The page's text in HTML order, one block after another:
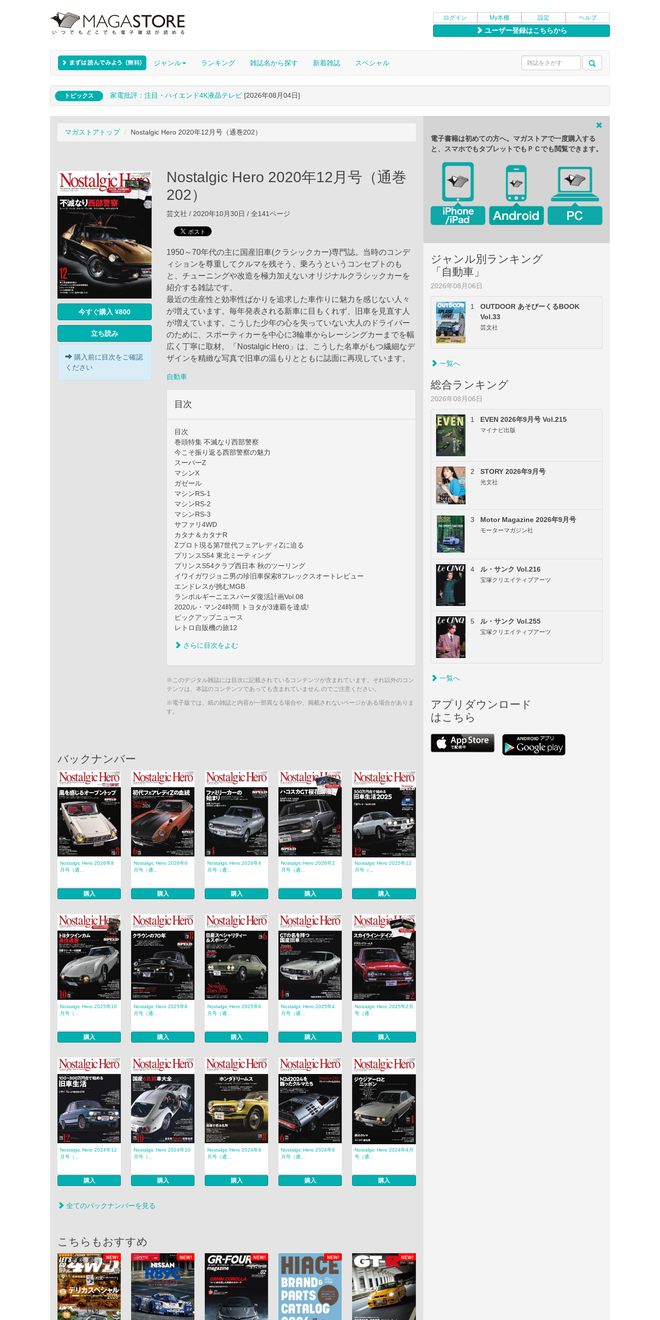
ログイン My本棚 設定 ヘルプ
ユーザー登録はこちらから
ジャンル ランキング 雑誌名から探す 新着雑誌 スペシャル
トピックス 家電批評：注目・ハイエンド4K液晶テレビ [2026年08月04日]
マガストアトップ Nostalgic Hero 2020年12月号（通巻202）
今すぐ購入 ¥800
立ち読み
購入前に目次をご確認
ください
Nostalgic Hero 2020年12月号（通巻
202）
芸文社 / 2020年10月30日 / 全141ページ
1950～70年代の主に国産旧車(クラシックカー)専門誌。当時のコンデ
ィションを尊重してクルマを残そう、乗ろうというコンセプトのも
と、チューニングや改造を極力加えないオリジナルクラシックカーを
紹介する雑誌です。
最近の生産性と効率性ばかりを追求した車作りに魅力を感じない人々
が増えています。毎年発表される新車に目もくれず、旧車を見直す人
が増えています。こうした少年の心を失っていない大人のドライバー
のために、スポーティカーを中心に3輪車からレーシングカーまでを幅
広く丁寧に取材。「Nostalgic Hero」は、こうした名車がもつ繊細なデ
ザインを精緻な写真で旧車の温もりとともに誌面に再現しています。
自動車
目次
目次
巻頭特集 不滅なり西部警察
今こそ振り返る西部警察の魅力
スーパーZ
マシンX
ガゼール
マシンRS-1
マシンRS-2
マシンRS-3
サファリ4WD
カタナ＆カタナR
Zプロト現る第7世代フェアレディZに迫る
プリンスS54 東北ミーティング
プリンスS54クラブ西日本 秋のツーリング
イワイガワジョニ男の珍旧車探索8フレックスオートレビュー
エンドレスが挑むMGB
ランボルギーニエスパーダ復活計画Vol.08
2020ル・マン24時間 トヨタが3連覇を達成!
ピックアップニュース
レトロ自販機の旅12
さらに目次をよむ
※このデジタル雑誌には目次に記載されているコンテンツが含まれています。それ以外のコン
テンツは、本誌のコンテンツであっても含まれていません のでご注意ください。
※電子版では、紙の雑誌と内容が一部異なる場合や、掲載されないページがある場合がありま
す。
バックナンバー
Nostalgic Hero 2026年8
月号（通...
購入
Nostalgic Hero 2026年6
月号（通...
購入
Nostalgic Hero 2026年4
月号（通...
購入
Nostalgic Hero 2026年2
月号（通...
購入
Nostalgic Hero 2025年12
月号（...
購入
Nostalgic Hero 2025年10
月号（...
購入
Nostalgic Hero 2025年8
月号（通...
購入
Nostalgic Hero 2025年6
月号（通...
購入
Nostalgic Hero 2025年4
月号（通...
購入
Nostalgic Hero 2025年2月
号（通...
購入
Nostalgic Hero 2024年12
月号（...
購入
Nostalgic Hero 2024年10
月号（...
購入
Nostalgic Hero 2024年8
月号（通...
購入
Nostalgic Hero 2024年6
月号（通...
購入
Nostalgic Hero 2024年4月
号（通...
購入
全てのバックナンバーを見る
こちらもおすすめ
NEW! NEW! NEW! NEW! NEW!
電子書籍は初めての方へ。マガストアで一度購入する
と、スマホでもタブレットでもＰＣでも閲覧できます。
ジャンル別ランキング
「自動車」
2026年08月06日
1
OUTDOOR あそびーくるBOOK
Vol.33
芸文社
一覧へ
総合ランキング
2026年08月06日
1 EVEN 2026年9月号 Vol.215
マイナビ出版
2 STORY 2026年9月号
光文社
3 Motor Magazine 2026年9月号
モーターマガジン社
4 ル・サンク Vol.216
宝塚クリエイティブアーツ
5 ル・サンク Vol.255
宝塚クリエイティブアーツ
一覧へ
アプリダウンロード
はこちら